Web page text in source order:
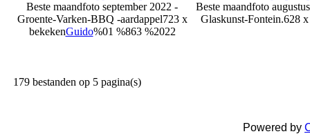
Beste maandfoto september 2022 -
Groente-Varken-BBQ -aardappel723 x
bekekenGuido%01 %863 %2022
Beste maandfoto
Glaskunst-Fontein.628
179 bestanden op 5 pagina(s)
Powered by